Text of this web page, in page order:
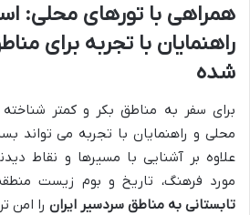
همراهی با تورهای محلی:
راهنمایان با تجربه برای
شده
برای سفر به مناطق بکر و کمتر
محلی و راهنمایان با تجربه می تواند
علاوه بر آشنایی با مسیرها و نقاط
مورد فرهنگ، تاریخ و بوم زیست
تابستانی به مناطق سردسیر ایران را امن